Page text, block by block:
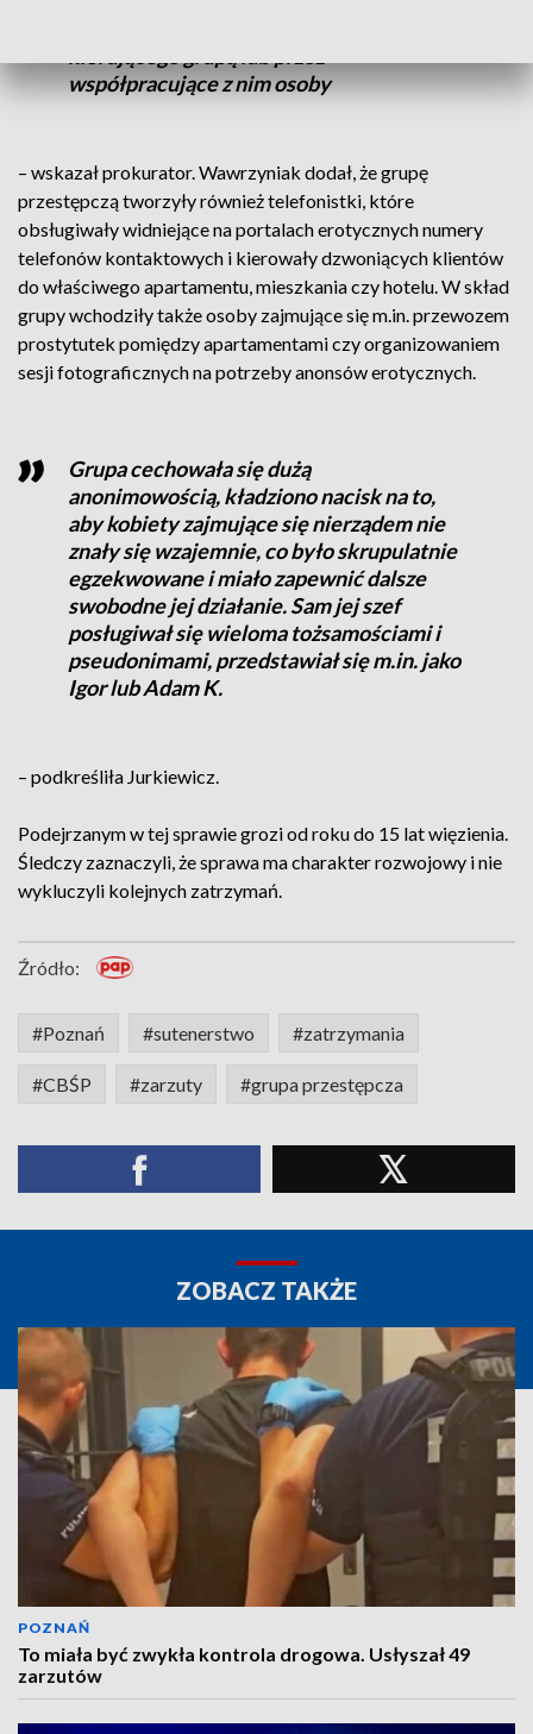
współpracujące z nim osoby
– wskazał prokurator. Wawrzyniak dodał, że grupę
przestępczą tworzyły również telefonistki, które
obsługiwały widniejące na portalach erotycznych numery
telefonów kontaktowych i kierowały dzwoniących klientów
do właściwego apartamentu, mieszkania czy hotelu. W skład
grupy wchodziły także osoby zajmujące się m.in. przewozem
prostytutek pomiędzy apartamentami czy organizowaniem
sesji fotograficznych na potrzeby anonsów erotycznych.
Grupa cechowała się dużą
anonimowością, kładziono nacisk na to,
aby kobiety zajmujące się nierządem nie
znały się wzajemnie, co było skrupulatnie
egzekwowane i miało zapewnić dalsze
swobodne jej działanie. Sam jej szef
posługiwał się wieloma tożsamościami i
pseudonimami, przedstawiał się m.in. jako
Igor lub Adam K.
– podkreśliła Jurkiewicz.
Podejrzanym w tej sprawie grozi od roku do 15 lat więzienia.
Śledczy zaznaczyli, że sprawa ma charakter rozwojowy i nie
wykluczyli kolejnych zatrzymań.
Źródło:
#Poznań #sutenerstwo #zatrzymania
#CBŚP #zarzuty #grupa przestępcza
ZOBACZ TAKŻE
POZNAŃ
To miała być zwykła kontrola drogowa. Usłyszał 49
zarzutów